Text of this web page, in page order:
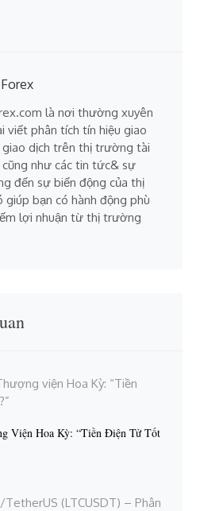
là nơi thường xuyên
viết phân tích tín hiệu giao
dịch trên thị trường tài
cũng như các tin tức& sự
đến sự biến động của thị
bạn có hành động phù
lợi nhuận từ thị trường
Viện Hoa Kỳ: “Tiền Điện Tử Tốt